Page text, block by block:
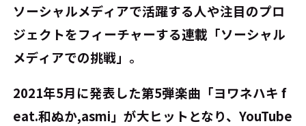
ソーシャルメディアで活躍する人や注目のプロ
ジェクトをフィーチャーする連載「ソーシャル
メディアでの挑戦」。
2021年5月に発表した第5弾楽曲「ヨワネハキ f
eat.和ぬか,asmi」が大ヒットとなり、YouTube